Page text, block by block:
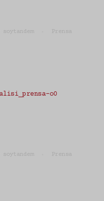
soytandem Prensa
soytandem Prensa